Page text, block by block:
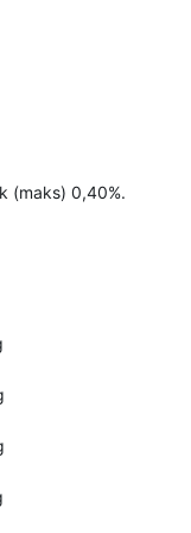
(maks) 0,40%.